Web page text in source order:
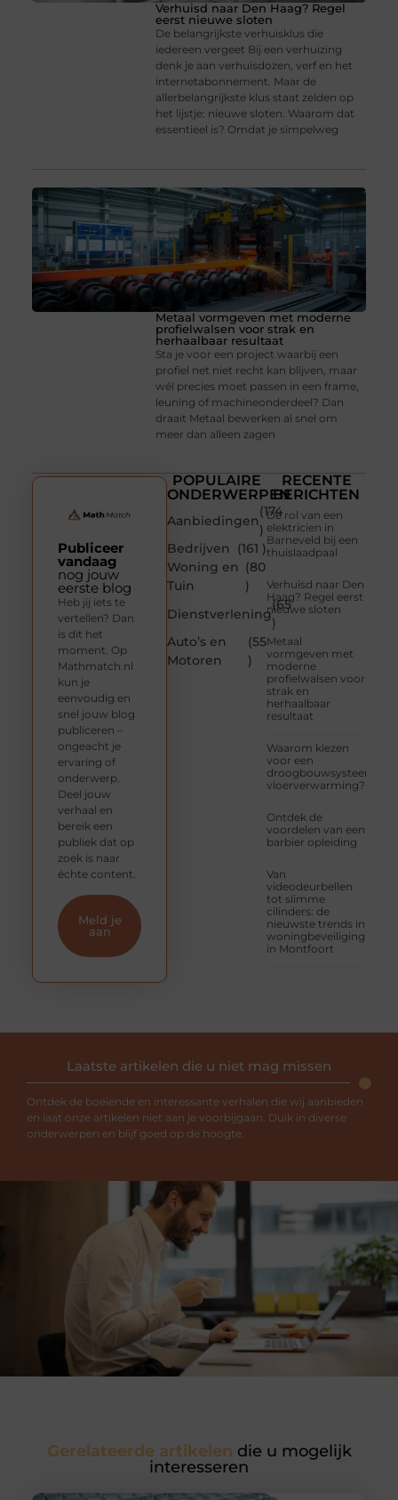
Verhuisd naar Den Haag? Regel
eerst nieuwe sloten
De belangrijkste verhuisklus die
iedereen vergeet Bij een verhuizing
denk je aan verhuisdozen, verf en het
internetabonnement. Maar de
allerbelangrijkste klus staat zelden op
het lijstje: nieuwe sloten. Waarom dat
essentieel is? Omdat je simpelweg
Metaal vormgeven met moderne
profielwalsen voor strak en
herhaalbaar resultaat
Sta je voor een project waarbij een
profiel net niet recht kan blijven, maar
wél precies moet passen in een frame,
leuning of machineonderdeel? Dan
draait Metaal bewerken al snel om
meer dan alleen zagen
POPULAIRE
ONDERWERPEN
Aanbiedingen
(174
)
Bedrijven
(161 )
Woning en
Tuin
(80
)
Dienstverlening
(65
)
Auto’s en
Motoren
(55
)
RECENTE
BERICHTEN
De rol van een
elektricien in
Barneveld bij een
thuislaadpaal
Verhuisd naar Den
Haag? Regel eerst
nieuwe sloten
Metaal
vormgeven met
moderne
profielwalsen voor
strak en
herhaalbaar
resultaat
Waarom kiezen
voor een
droogbouwsysteem
vloerverwarming?
Ontdek de
voordelen van een
barbier opleiding
Van
videodeurbellen
tot slimme
cilinders: de
nieuwste trends in
woningbeveiliging
in Montfoort
Publiceer
vandaag
nog jouw
eerste blog
Heb jij iets te
vertellen? Dan
is dit het
moment. Op
Mathmatch.nl
kun je
eenvoudig en
snel jouw blog
publiceren –
ongeacht je
ervaring of
onderwerp.
Deel jouw
verhaal en
bereik een
publiek dat op
zoek is naar
échte content.
Meld je
aan
Laatste artikelen die u niet mag missen
Ontdek de boeiende en interessante verhalen die wij aanbieden
en laat onze artikelen niet aan je voorbijgaan. Duik in diverse
onderwerpen en blijf goed op de hoogte.
Gerelateerde artikelen die u mogelijk
interesseren